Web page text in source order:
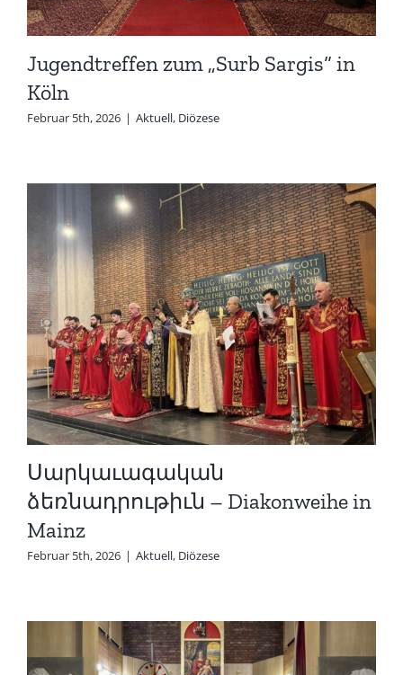
Jugendtreffen zum „Surb Sargis“ in
Köln
Februar 5th, 2026 | Aktuell, Diözese
Սարկաւագական
ձեռնադրութիւն – Diakonweihe in
Mainz
Februar 5th, 2026 | Aktuell, Diözese